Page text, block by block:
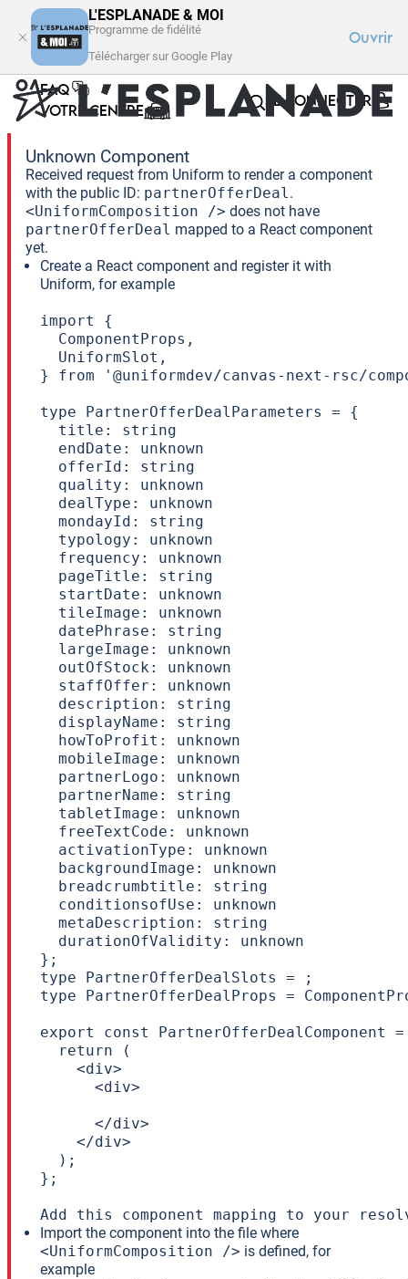
L'ESPLANADE & MOI
Programme de fidélité
Télécharger sur Google Play
Ouvrir
FAQ
VOTRE CENTRE
SE CONNECTER
Unknown Component
Received request from Uniform to render a component
with the public ID: partnerOfferDeal.
<UniformComposition /> does not have
partnerOfferDeal mapped to a React component
yet.
Create a React component and register it with
Uniform, for example
import {
  ComponentProps,
  UniformSlot,
} from '@uniformdev/canvas-next-rsc/
type PartnerOfferDealParameters = {
  title: string
  endDate: unknown
  offerId: string
  quality: unknown
  dealType: unknown
  mondayId: string
  typology: unknown
  frequency: unknown
  pageTitle: string
  startDate: unknown
  tileImage: unknown
  datePhrase: string
  largeImage: unknown
  outOfStock: unknown
  staffOffer: unknown
  description: string
  displayName: string
  howToProfit: unknown
  mobileImage: unknown
  partnerLogo: unknown
  partnerName: string
  tabletImage: unknown
  freeTextCode: unknown
  activationType: unknown
  backgroundImage: unknown
  breadcrumbtitle: string
  conditionsofUse: unknown
  metaDescription: string
  durationOfValidity: unknown
};
type PartnerOfferDealSlots = ;
type PartnerOfferDealProps =
export const
  return (
    <div>
      <div>
      </div>
    </div>
  );
};
Add this component mapping to your
Import the component into the file where
<UniformComposition /> is defined, for
example